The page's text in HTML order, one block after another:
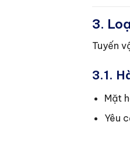
3.
Tuyến
3.1.
Mặt
Yêu